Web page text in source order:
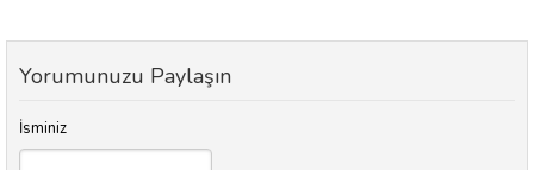
Yorumunuzu Paylaşın
İsminiz